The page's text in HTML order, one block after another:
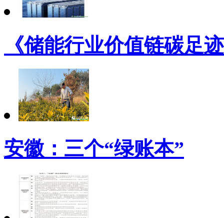
《储能行业价值链碳足
安徽：三个“绿账本”